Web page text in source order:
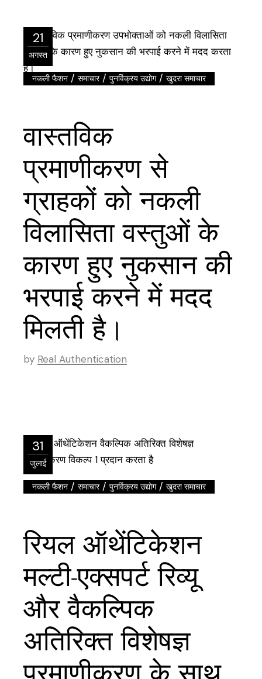
21
अगस्त
नकली फैशन /समाचार/पुनर्विक्रय उद्योग/खुदरा समाचार
वास्तविक
प्रमाणीकरण से
ग्राहकों को नकली
विलासिता वस्तुओं के
कारण हुए नुकसान की
भरपाई करने में मदद
मिलती है।
by Real Authentication
31
जुलाई
नकली फैशन /समाचार/पुनर्विक्रय उद्योग/खुदरा समाचार
रियल ऑथेंटिकेशन
मल्टी-एक्सपर्ट रिव्यू
और वैकल्पिक
अतिरिक्त विशेषज्ञ